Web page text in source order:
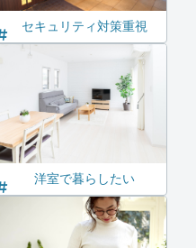
セキュリティ対策重視
洋室で暮らしたい